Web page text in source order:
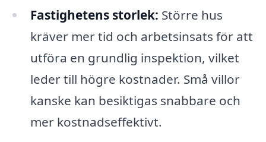
Fastighetens storlek: Större hus
kräver mer tid och arbetsinsats för att
utföra en grundlig inspektion, vilket
leder till högre kostnader. Små villor
kanske kan besiktigas snabbare och
mer kostnadseffektivt.